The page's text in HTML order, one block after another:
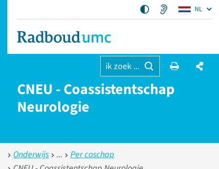
NL
ik zoek ...
CNEU - Coassistentschap
Neurologie
Onderwijs
Per coschap